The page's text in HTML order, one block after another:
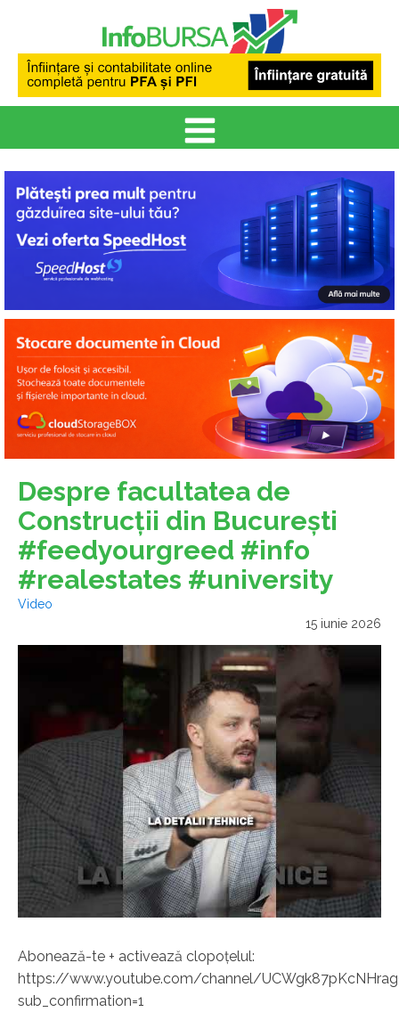
Despre facultatea de
Construcții din București
#feedyourgreed #info
#realestates #university
Video
15 iunie 2026
Abonează-te + activează clopoțelul:
https://www.youtube.com/channel/
sub_confirmation=1